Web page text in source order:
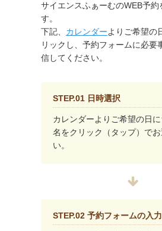
サイエンスふぁーむのWEB予約
す。
下記、 カレンダーよりご希望の
リックし、予約フォームに必要
信してください。
STEP.01 日時選択
カレンダーよりご希望の日
名をクリック（タップ）でお
い。
STEP.02 予約フォームの入力